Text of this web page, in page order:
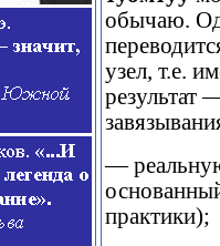
обычаю.
узел, т.е.
результат
—
практики);